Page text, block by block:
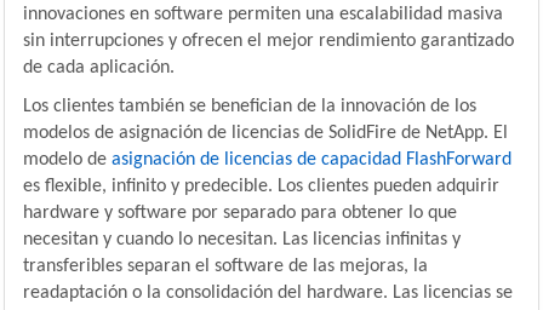
innovaciones en software permiten una escalabilidad masiva
sin interrupciones y ofrecen el mejor rendimiento garantizado
de cada aplicación.
Los clientes también se benefician de la innovación de los
modelos de asignación de licencias de SolidFire de NetApp. El
modelo de asignación de licencias de capacidad FlashForward
es flexible, infinito y predecible. Los clientes pueden adquirir
hardware y software por separado para obtener lo que
necesitan y cuando lo necesitan. Las licencias infinitas y
transferibles separan el software de las mejoras, la
readaptación o la consolidación del hardware. Las licencias se